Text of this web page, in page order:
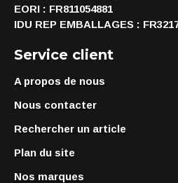
EORI : FR811054881
IDU REP EMBALLAGES :
Service client
A propos de nous
Nous contacter
Rechercher un article
Plan du site
Nos marques